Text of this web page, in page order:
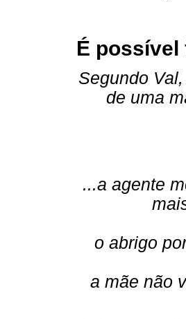
É possível
Segundo
de uma
...a agente
o abrigo
a mãe não